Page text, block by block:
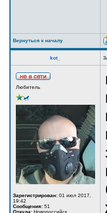
Вернуться к началу
kot_
Любитель
Зарегистрирован: 01 июл 2017,
19:42
Сообщения: 51
Откуда: Новороссийск